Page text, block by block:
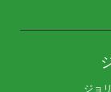
ジョ